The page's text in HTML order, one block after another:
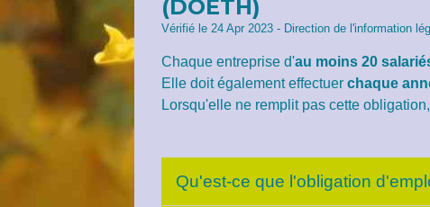
(DOETH)
Vérifié le 24 Apr 2023 - Direction de l'information
Chaque entreprise d'au moins 20
Elle doit également effectuerchaque
Lorsqu'elle ne remplit pas cette
Qu'est-ce que l'obligation